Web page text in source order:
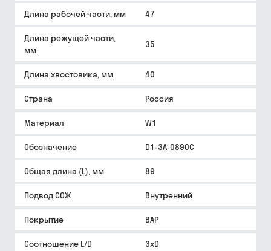
Длина рабочей части, мм 47
Длина режущей части,
мм
35
Длина хвостовика, мм 40
Страна Россия
Материал W1
Обозначение D1-3A-0890C
Общая длина (L), мм 89
Подвод СОЖ Внутренний
Покрытие BAP
Соотношение L/D 3xD